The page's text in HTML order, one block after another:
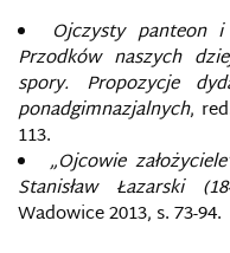
Ojczysty panteon
Przodków naszych
spory. Propozycje
ponadgimnazjalnych,
113.
„Ojcowie
Stanisław Łazarski
Wadowice 2013, s. 73-94.